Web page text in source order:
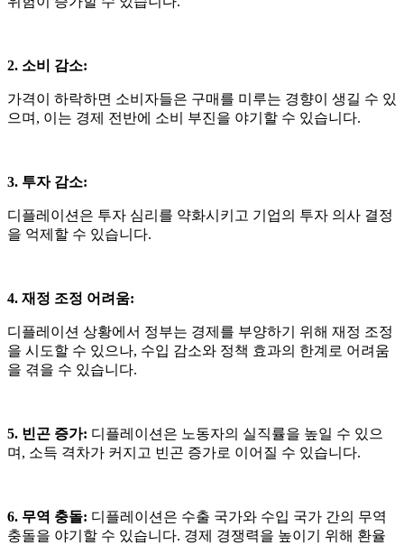
2. 소비 감소:
가격이 하락하면 소비자들은 구매를 미루는 경향이 생길 수 있
으며 , 이는 경제 전반에 소비 부진을 야기할 수 있습니다.
3. 투자 감소:
디플레이션은 투자 심리를 약화시키고 기업의 투자 의사 결정
을 억제할 수 있습니다.
4. 재정 조정 어려움:
디플레이션 상황에서 정부는 경제를 부양하기 위해 재정 조정
을 시도할 수 있으나, 수입 감소와 정책 효과의 한계로 어려움
을 겪을 수 있습니다.
5. 빈곤 증가: 디플레이션은 노동자의 실직률을 높일 수 있으
며 , 소득 격차가 커지고 빈곤 증가로 이어질 수 있습니다.
6. 무역 충돌: 디플레이션은 수출 국가와 수입 국가 간의 무역
충돌을 야기할 수 있습니다. 경제 경쟁력을 높이기 위해 환율